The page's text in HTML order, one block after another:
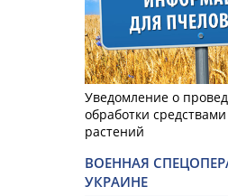
Уведомление о
обработки
растений
ВОЕННАЯ
УКРАИНЕ